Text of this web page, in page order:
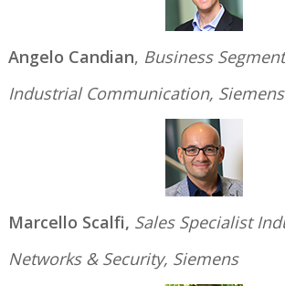
Angelo Candian, Business
Industrial Communication, Siemens
Marcello Scalfi, Sales Specialist
Networks & Security, Siemens